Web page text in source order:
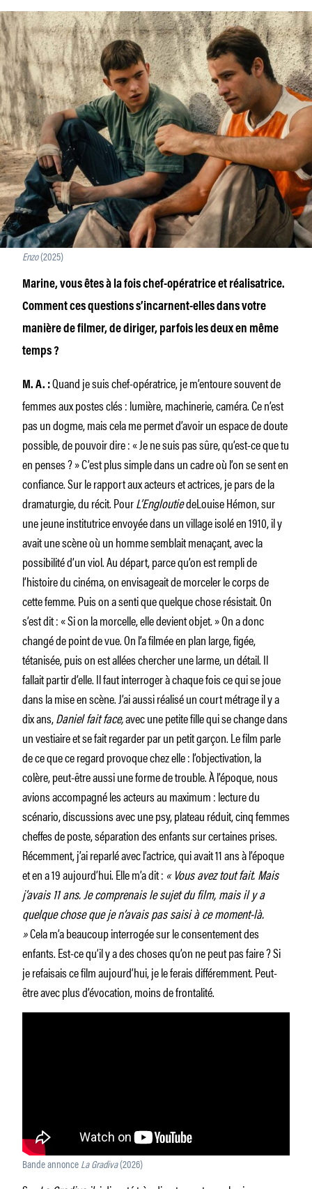
Enzo(2025)
Marine, vous êtes à la fois chef-opératrice et réalisatrice.
Comment ces questions s’incarnent-elles dans votre
manière de filmer, de diriger, parfois les deux en même
temps ?
M. A. :Quand je suis chef-opératrice, je m’entoure souvent de
femmes aux postes clés : lumière, machinerie, caméra. Ce n’est
pas un dogme, mais cela me permet d’avoir un espace de doute
possible, de pouvoir dire : « Je ne suis pas sûre, qu’est-ce que tu
en penses ? » C’est plus simple dans un cadre où l’on se sent en
confiance. Sur le rapport aux acteurs et actrices, je pars de la
dramaturgie, du récit. PourL’EngloutiedeLouise Hémon, sur
une jeune institutrice envoyée dans un village isolé en 1910, il y
avait une scène où un homme semblait menaçant, avec la
possibilité d’un viol. Au départ, parce qu’on est rempli de
l’histoire du cinéma, on envisageait de morceler le corps de
cette femme. Puis on a senti que quelque chose résistait. On
s’est dit : « Si on la morcelle, elle devient objet. » On a donc
changé de point de vue. On l’a filmée en plan large, figée,
tétanisée, puis on est allées chercher une larme, un détail. Il
fallait partir d’elle. Il faut interroger à chaque fois ce qui se joue
dans la mise en scène. J’ai aussi réalisé un court métrage il y a
dix ans,Daniel fait face,avec une petite fille qui se change dans
un vestiaire et se fait regarder par un petit garçon. Le film parle
de ce que ce regard provoque chez elle : l’objectivation, la
colère, peut-être aussi une forme de trouble. À l’époque, nous
avions accompagné les acteurs au maximum : lecture du
scénario, discussions avec une psy, plateau réduit, cinq femmes
cheffes de poste, séparation des enfants sur certaines prises.
Récemment, j’ai reparlé avec l’actrice, qui avait 11 ans à l’époque
et en a 19 aujourd’hui. Elle m’a dit : « Vous avez tout fait. Mais
j’avais 11 ans. Je comprenais le sujet du film, mais il y a
quelque chose que je n’avais pas saisi à ce moment-là.
»Cela m’a beaucoup interrogée sur le consentement des
enfants. Est-ce qu’il y a des choses qu’on ne peut pas faire ? Si
je refaisais ce film aujourd’hui, je le ferais différemment. Peut-
être avec plus d’évocation, moins de frontalité.
Bande annonceLa Gradiva(2026)